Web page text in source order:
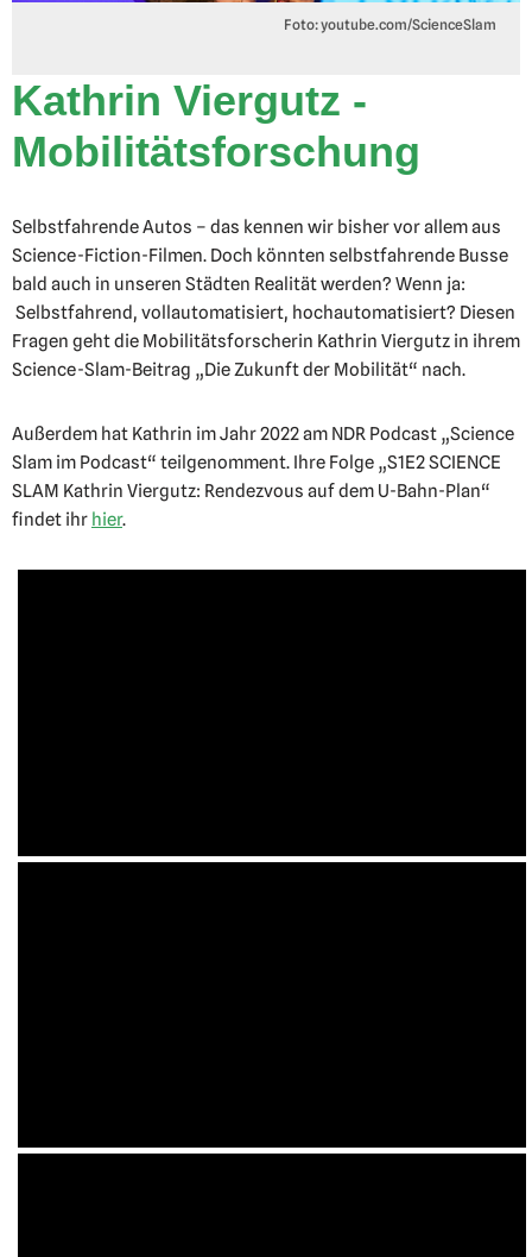
Foto: youtube.com/ScienceSlam
Kathrin Viergutz -
Mobilitätsforschung
Selbstfahrende Autos – das kennen wir bisher vor allem aus
Science-Fiction-Filmen. Doch könnten selbstfahrende Busse
bald auch in unseren Städten Realität werden? Wenn ja:
Selbstfahrend, vollautomatisiert, hochautomatisiert? Diesen
Fragen geht die Mobilitätsforscherin Kathrin Viergutz in ihrem
Science-Slam-Beitrag „Die Zukunft der Mobilität“ nach.
Außerdem hat Kathrin im Jahr 2022 am NDR Podcast „Science
Slam im Podcast“ teilgenomment. Ihre Folge „S1E2 SCIENCE
SLAM Kathrin Viergutz: Rendezvous auf dem U-Bahn-Plan“
findet ihr hier.